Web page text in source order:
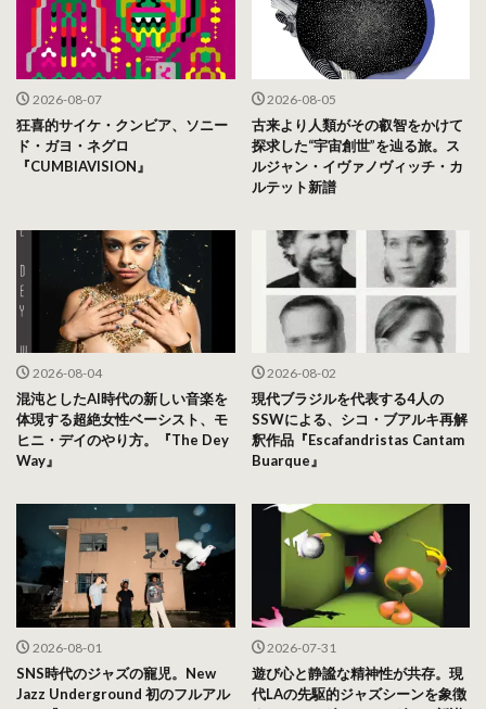
2026-08-07
狂喜的サイケ・クンビア、ソニー
ド・ガヨ・ネグロ
『CUMBIAVISION』
2026-08-05
古来より人類がその叡智をかけて
探求した“宇宙創世”を辿る旅。ス
ルジャン・イヴァノヴィッチ・カ
ルテット新譜
2026-08-04
混沌としたAI時代の新しい音楽を
体現する超絶女性ベーシスト、モ
ヒニ・デイのやり方。『The Dey
Way』
2026-08-02
現代ブラジルを代表する4人の
SSWによる、シコ・ブアルキ再解
釈作品『Escafandristas Cantam
Buarque』
2026-08-01
SNS時代のジャズの寵児。New
Jazz Underground 初のフルアル
2026-07-31
遊び心と静謐な精神性が共存。現
代LAの先駆的ジャズシーンを象徴